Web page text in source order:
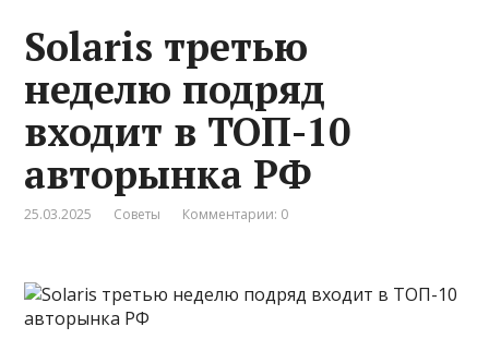
Solaris третью
неделю подряд
входит в ТОП-10
авторынка РФ
25.03.2025 Советы Комментарии: 0